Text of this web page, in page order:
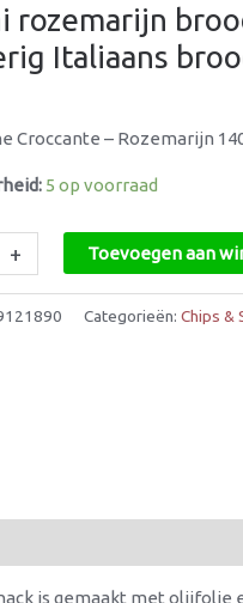
rozemarijn
Italiaans
Croccante – Rozemarijn
5 op voorraad
+ Toevoegen aan
Categorieën: Chips &
is gemaakt met